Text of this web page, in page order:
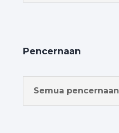
Pencernaan
Semua pencernaan